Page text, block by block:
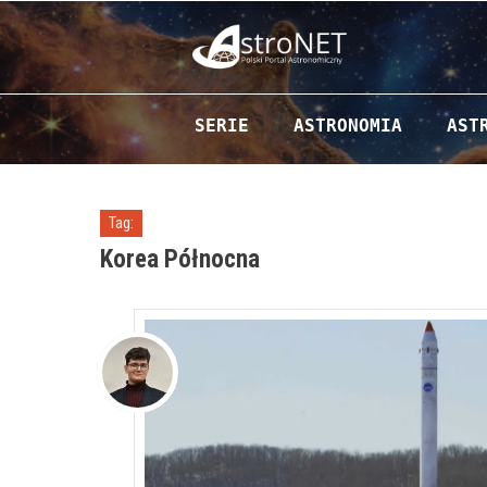
Przejdź do zawartości
SERIE ASTRONOMIA
Tag:
Korea Północna